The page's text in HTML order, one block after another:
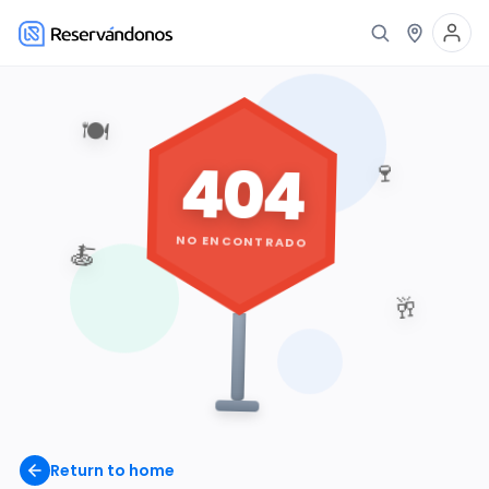
Return to home
🍽️
🍷
🥂
🍝
404
NO ENCONTRADO